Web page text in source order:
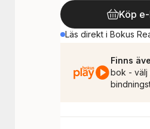
Köp
Läs direkt i Bokus
Finns
bok - välj